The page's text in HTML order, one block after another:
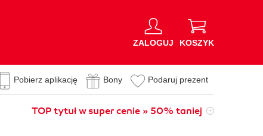
ZALOGUJ KOSZYK
Pobierz aplikację Bony Podaruj prezent
TOP tytuł w super cenie » 50% taniej